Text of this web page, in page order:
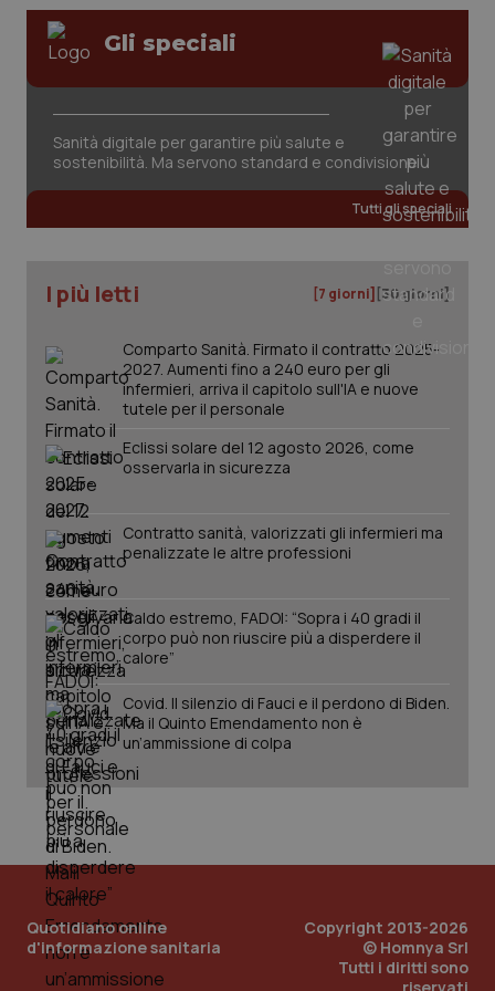
Gli speciali
Sanità digitale per garantire più salute e
sostenibilità. Ma servono standard e condivisione
Tutti gli speciali
I più letti [7 giorni] [30 giorni]
Comparto Sanità. Firmato il contratto 2025-
2027. Aumenti fino a 240 euro per gli
infermieri, arriva il capitolo sull'IA e nuove
tutele per il personale
Eclissi solare del 12 agosto 2026, come
osservarla in sicurezza
Contratto sanità, valorizzati gli infermieri ma
penalizzate le altre professioni
Caldo estremo, FADOI: “Sopra i 40 gradi il
corpo può non riuscire più a disperdere il
calore”
Covid. Il silenzio di Fauci e il perdono di Biden.
Ma il Quinto Emendamento non è
un’ammissione di colpa
Quotidiano online
d'informazione sanitaria
Copyright 2013-2026
© Homnya Srl
Tutti i diritti sono
CookieScriptConsent
CookieScript
www.quotidianosanita.it
tracking-sites-ironfish-
tracking-enable
tracking-sites-ironfish-
session-id
www.quotidianosanita.it
_ga